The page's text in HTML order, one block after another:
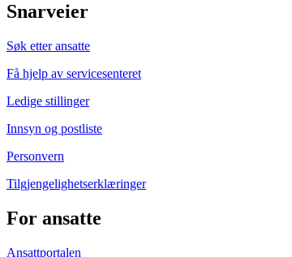
Snarveier
Søk etter ansatte
Få hjelp av servicesenteret
Ledige stillinger
Innsyn og postliste
Personvern
Tilgjengelighetserklæringer
For ansatte
Ansattportalen